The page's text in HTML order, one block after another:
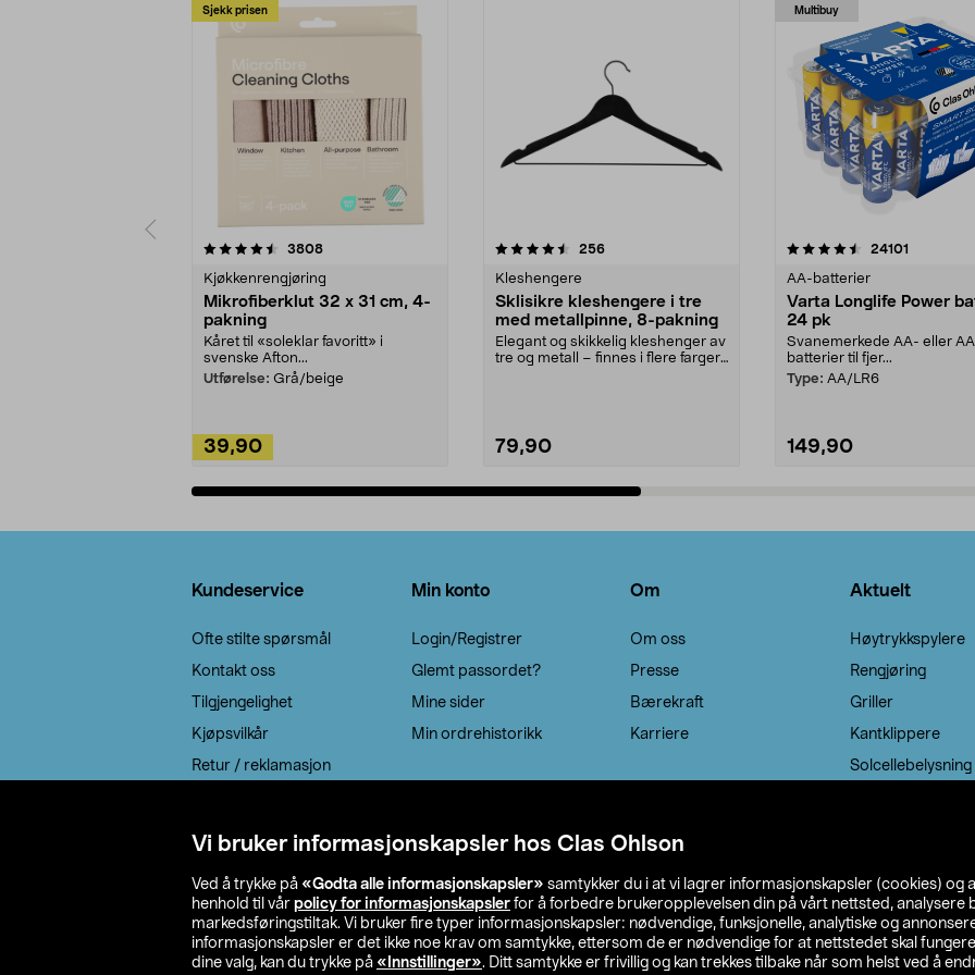
Vi bruker informasjonskapsler hos Clas Ohlson
Ved å trykke på «Godta alle informasjonskapsler» samtykker du i at vi lagrer informasjonskapsler (cookies) og
henhold til vår policy for informasjonskapsler for å forbedre brukeropplevelsen din på vårt nettsted, analysere
markedsføringstiltak. Vi bruker fire typer informasjonskapsler: nødvendige, funksjonelle, analytiske og
informasjonskapsler er det ikke noe krav om samtykke, ettersom de er nødvendige for at nettstedet skal
dine valg, kan du trykke på «Innstillinger». Ditt samtykke er frivillig og kan trekkes tilbake når som helst ved å
Sjekk prisen
3808anmeldelser
Kjøkkenrengjøring
Mikrofiberklut 32 x 31 cm, 4-
pakning
Kåret til «soleklar favoritt» i
svenske Afton...
Utførelse: Grå/beige
39,90
4.5av 5 stjerner 256anmeldelser
Kleshengere
Sklisikre kleshengere i tre
med metallpinne, 8-pakning
Elegant og skikkelig kleshenger av
tre og metall – finnes i flere farger.
79,90
Multibuy
4.5av 5 stjerner 24101
AA-batterier
Varta Longlife Power
24 pk
Svanemerkede AA- eller
batterier til fjer...
Type: AA/LR6
149,90
4.5av 5 stjerner
Kundeservice
Ofte stilte spørsmål
Kontakt oss
Tilgjengelighet
Kjøpsvilkår
Retur / reklamasjon
Min konto
Login/Registrer
Glemt passordet?
Mine sider
Min ordrehistorikk
Om
Om oss
Presse
Bærekraft
Karriere
Aktuelt
Høytrykkspylere
Rengjøring
Griller
Kantklippere
Solcellebelysning